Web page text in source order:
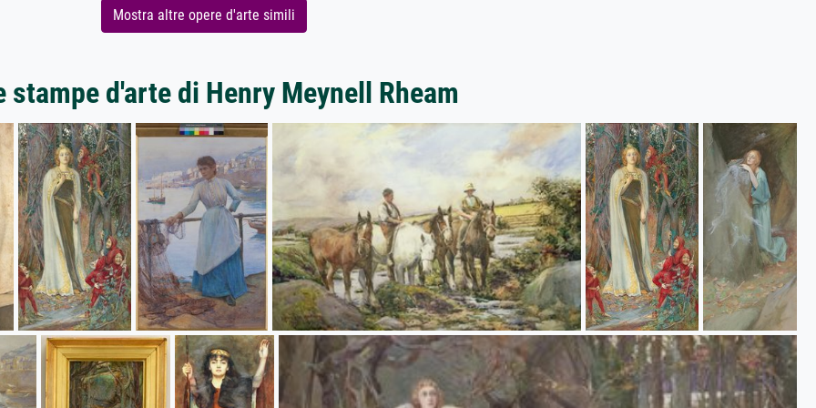
Mostra altre opere d'arte simili
stampe d'arte di Henry Meynell Rheam